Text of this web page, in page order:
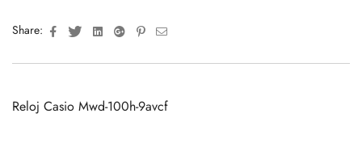
Share: FacebookTwitterLinkedinGoogle+Pinterest
Email
Reloj Casio Mwd-100h-9avcf